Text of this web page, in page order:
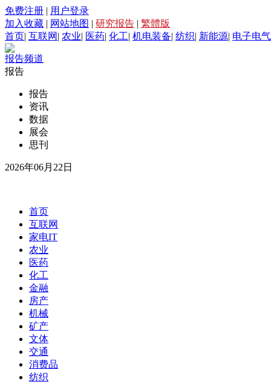
免费注册 | 用户登录
加入收藏 | 网站地图 | 研究报告 | 繁體版
首页| 互联网 | 农业| 医药| 化工| 机电装备| 纺织| 新能源| 电子电气
报告频道
报告
报告
资讯
数据
展会
思刊
2026年06月22日
首页
互联网
家电IT
农业
医药
化工
金融
房产
机械
矿产
文体
交通
消费品
纺织